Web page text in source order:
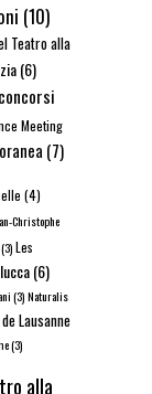
(10)
Teatro alla
(6)
concorsi
Meeting
(7)
(4)
Christophe
(3)Les
lucca(6)
(3)Naturalis
Lausanne
(3)
alla